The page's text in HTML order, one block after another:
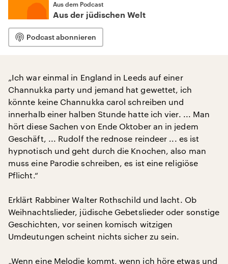
Aus dem Podcast
Aus der jüdischen Welt
Podcast abonnieren
„Ich war einmal in England in Leeds auf einer
Channukka party und jemand hat gewettet, ich
könnte keine Channukka carol schreiben und
innerhalb einer halben Stunde hatte ich vier. ... Man
hört diese Sachen von Ende Oktober an in jedem
Geschäft, ... Rudolf the rednose reindeer ... es ist
hypnotisch und geht durch die Knochen, also man
muss eine Parodie schreiben, es ist eine religiöse
Pflicht.“
Erklärt Rabbiner Walter Rothschild und lacht. Ob
Weihnachtslieder, jüdische Gebetslieder oder sonstige
Geschichten, vor seinen komisch witzigen
Umdeutungen scheint nichts sicher zu sein.
„Wenn eine Melodie kommt, wenn ich höre etwas und